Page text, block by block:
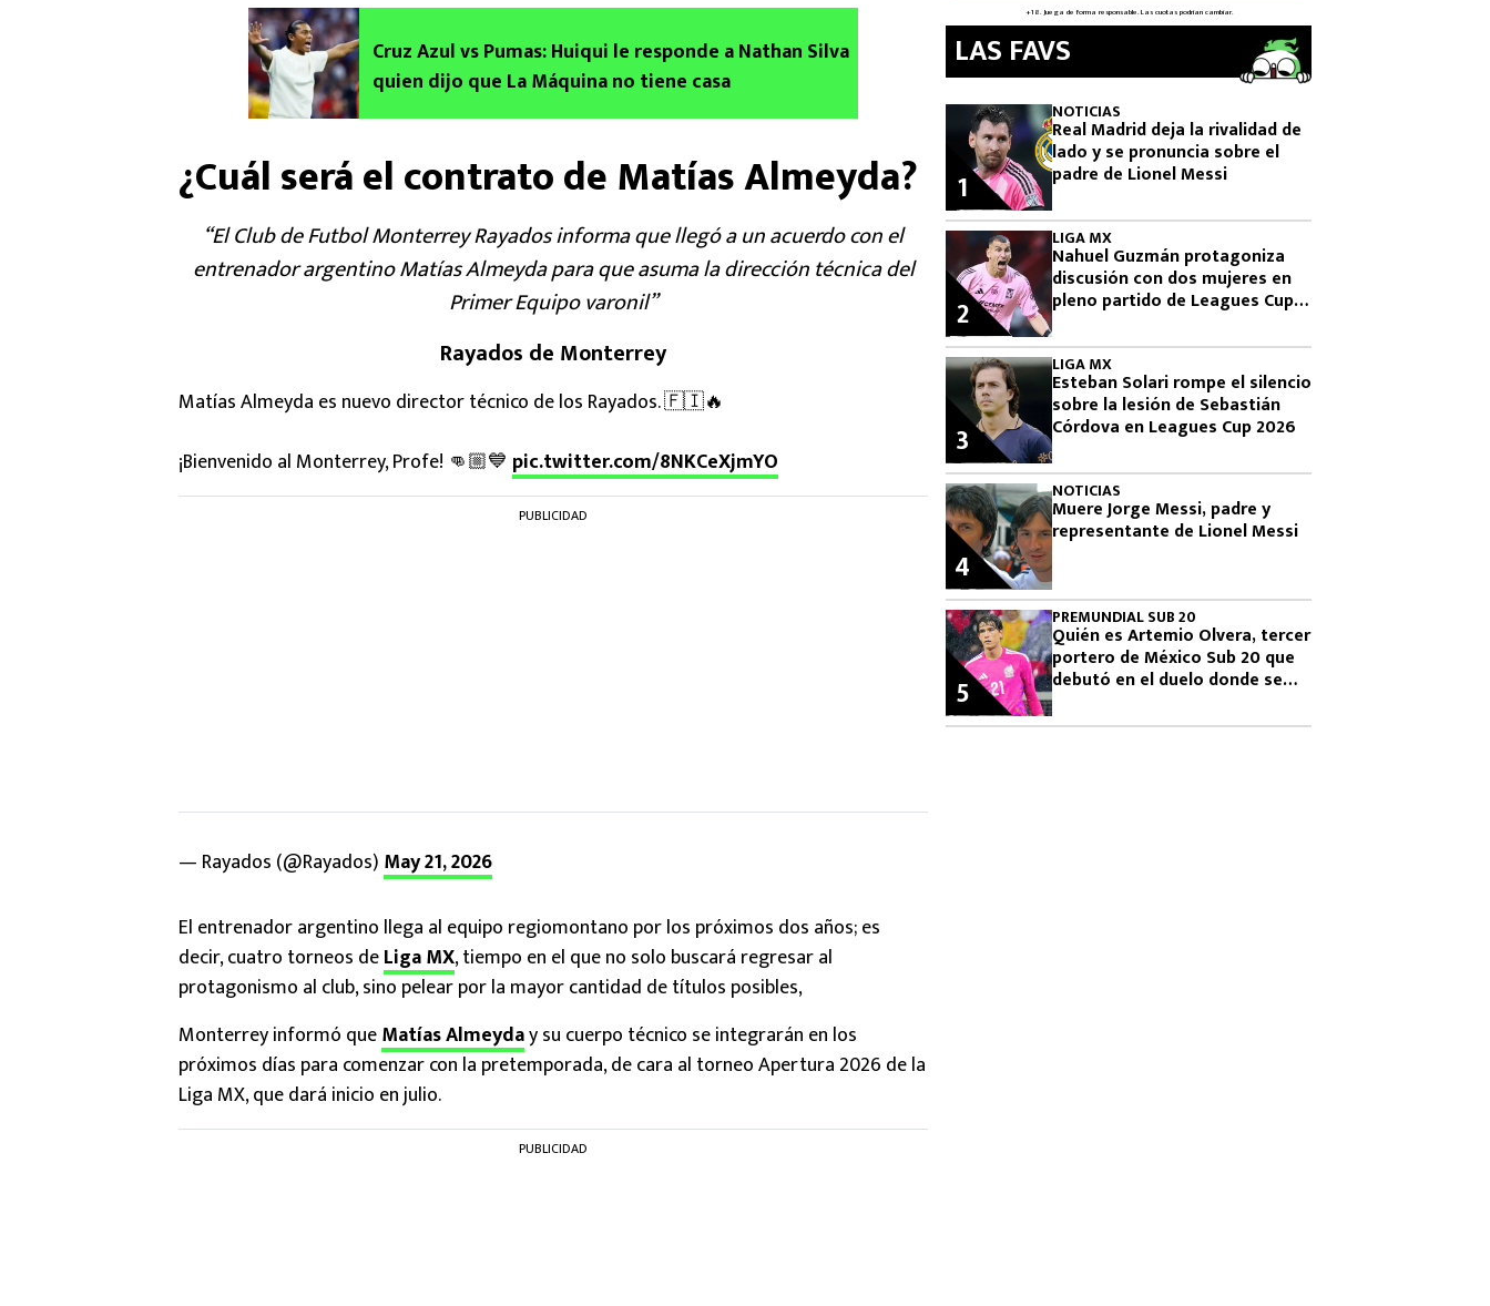
Cruz Azul vs Pumas: Huiqui le responde a Nathan Silva
quien dijo que La Máquina no tiene casa
¿Cuál será el contrato de Matías Almeyda?
“El Club de Futbol Monterrey Rayados informa que llegó a un acuerdo con el
entrenador argentino Matías Almeyda para que asuma la dirección técnica del
Primer Equipo varonil”
Rayados de Monterrey
Matías Almeyda es nuevo director técnico de los Rayados. 🇫🇮🔥
¡Bienvenido al Monterrey, Profe! 👊🏼💙 pic.twitter.com/8NKCeXjmYO
PUBLICIDAD
— Rayados (@Rayados) May 21, 2026
El entrenador argentino llega al equipo regiomontano por los próximos dos años; es
decir, cuatro torneos deLiga MX, tiempo en el que no solo buscará regresar al
protagonismo al club, sino pelear por la mayor cantidad de títulos posibles,
Monterrey informó queMatías Almeyday su cuerpo técnico se integrarán en los
próximos días para comenzar con la pretemporada, de cara al torneo Apertura 2026 de la
Liga MX, que dará inicio en julio.
PUBLICIDAD
LAS FAVS
NOTICIAS
Real Madrid deja la rivalidad de
lado y se pronuncia sobre el
padre de Lionel Messi
1
LIGA MX
Nahuel Guzmán protagoniza
discusión con dos mujeres en
pleno partido de Leagues Cup
2
LIGA MX
Esteban Solari rompe el silencio
sobre la lesión de Sebastián
Córdova en Leagues Cup 2026
3
NOTICIAS
Muere Jorge Messi, padre y
representante de Lionel Messi
4
PREMUNDIAL SUB 20
Quién es Artemio Olvera, tercer
portero de México Sub 20 que
debutó en el duelo donde se
5